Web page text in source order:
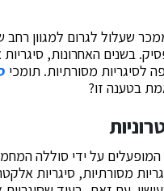
שעלול לגרום למגוון
בשנים האחרונות, סיגריות
בטענה זו?
המופעלים על ידי סוללה
מסורתיות, סיגריות